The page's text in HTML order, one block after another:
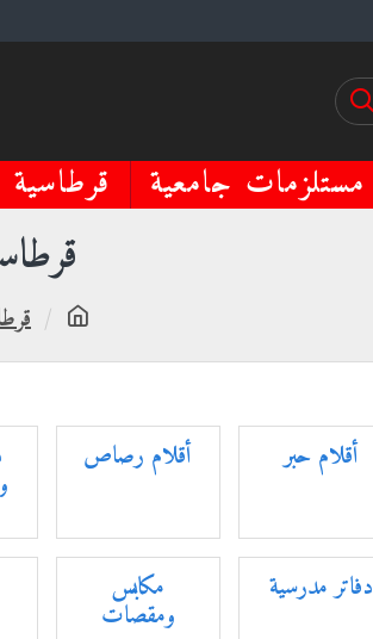
مستلزمات جامعية قرطاسية
أقلام حبر أقلام رصاص
دفاتر مدرسية مكابس
ومقصات